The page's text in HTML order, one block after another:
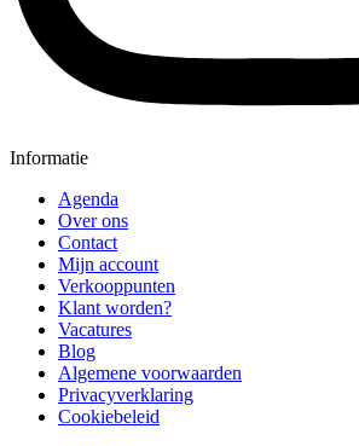
Informatie
Agenda
Over ons
Contact
Mijn account
Verkooppunten
Klant worden?
Vacatures
Blog
Algemene voorwaarden
Privacyverklaring
Cookiebeleid